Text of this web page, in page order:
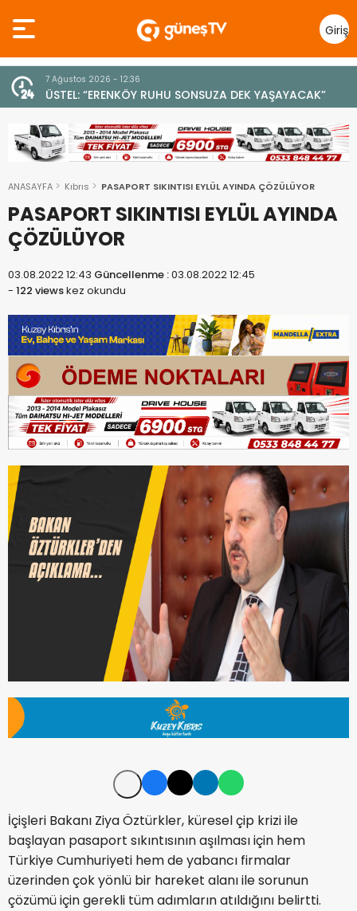
Giriş
Yap
7 Ağustos 2026 - 12:36
ÜSTEL: “ERENKÖY RUHU SONSUZA DEK YAŞAYACAK”
ANASAYFA Kıbrıs PASAPORT SIKINTISI EYLÜL AYINDA ÇÖZÜLÜYOR
PASAPORT SIKINTISI EYLÜL AYINDA
ÇÖZÜLÜYOR
03.08.2022 12:43 Güncellenme :03.08.2022 12:45
- 122 viewskez okundu
İçişleri Bakanı Ziya Öztürkler, küresel çip krizi ile
başlayan pasaport sıkıntısının aşılması için hem
Türkiye Cumhuriyeti hem de yabancı firmalar
üzerinden çok yönlü bir hareket alanı ile sorunun
çözümü için gerekli tüm adımların atıldığını belirtti.